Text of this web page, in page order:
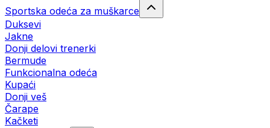
Sportska odeća za muškarce
Duksevi
Jakne
Donji delovi trenerki
Bermude
Funkcionalna odeća
Kupaći
Donji veš
Čarape
Kačketi